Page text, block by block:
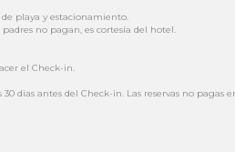
playa y estacionamiento.
no pagan, es cortesía del hotel.
el Check-in.
dias antes del Check-in. Las reservas no